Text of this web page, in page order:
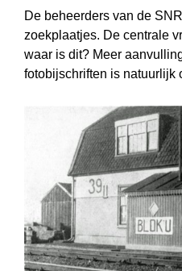
De beheerders van de
zoekplaatjes. De centrale
waar is dit? Meer
fotobijschriften is natuurlijk